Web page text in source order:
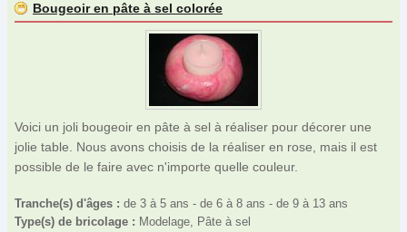
Bougeoir en pâte à sel colorée
Voici un joli bougeoir en pâte à sel à réaliser pour décorer une
jolie table. Nous avons choisis de la réaliser en rose, mais il est
possible de le faire avec n'importe quelle couleur.
Tranche(s) d'âges : de 3 à 5 ans - de 6 à 8 ans - de 9 à 13 ans
Type(s) de bricolage : Modelage, Pâte à sel